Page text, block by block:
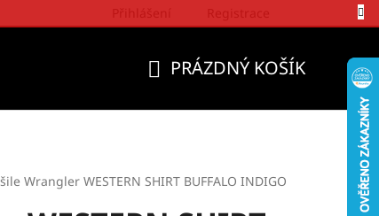
PRÁZDNÝ KOŠÍK
Wrangler WESTERN SHIRT BUFFALO INDIGO